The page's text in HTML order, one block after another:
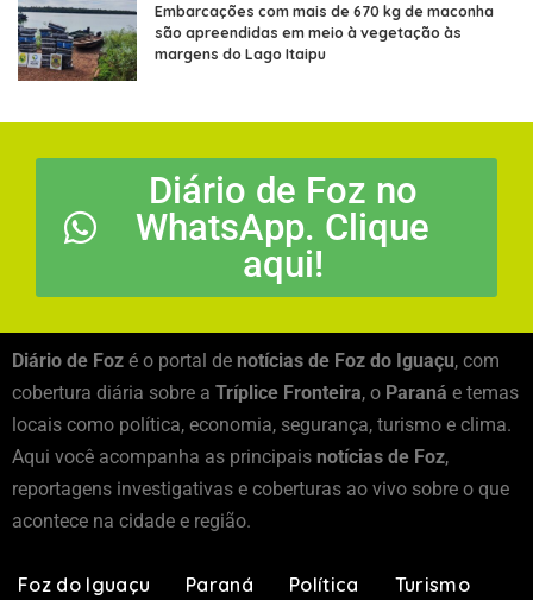
Embarcações com mais de 670 kg de maconha
são apreendidas em meio à vegetação às
margens do Lago Itaipu
Diário de Foz no
WhatsApp. Clique
aqui!
Diário de Foz é o portal de notícias de Foz do Iguaçu, com
cobertura diária sobre a Tríplice Fronteira, o Paraná e temas
locais como política, economia, segurança, turismo e clima.
Aqui você acompanha as principais notícias de Foz,
reportagens investigativas e coberturas ao vivo sobre o que
acontece na cidade e região.
Foz do Iguaçu Paraná Política Turismo